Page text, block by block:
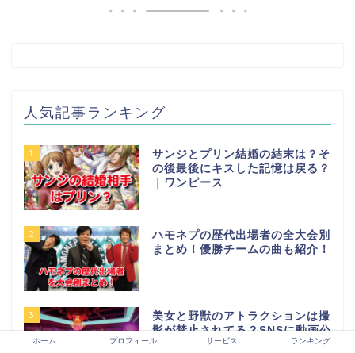
人気記事ランキング
1
サンジとプリン結婚の結末は？そ
の後最後にキスした記憶は戻る？
｜ワンピース
2
ハモネプの歴代出場者の全大会別
まとめ！優勝チームの曲も紹介！
3
美女と野獣のアトラクションは撮
影が禁止されてる？SNSに動画公
開はOK？
ホーム プロフィール サービス ランキング